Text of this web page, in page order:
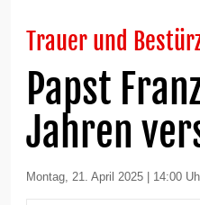
Trauer und
Papst
Jahren
Montag, 21. April 2025 | 14:00